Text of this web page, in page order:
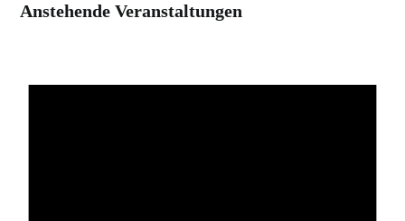
Anstehende Veranstaltungen